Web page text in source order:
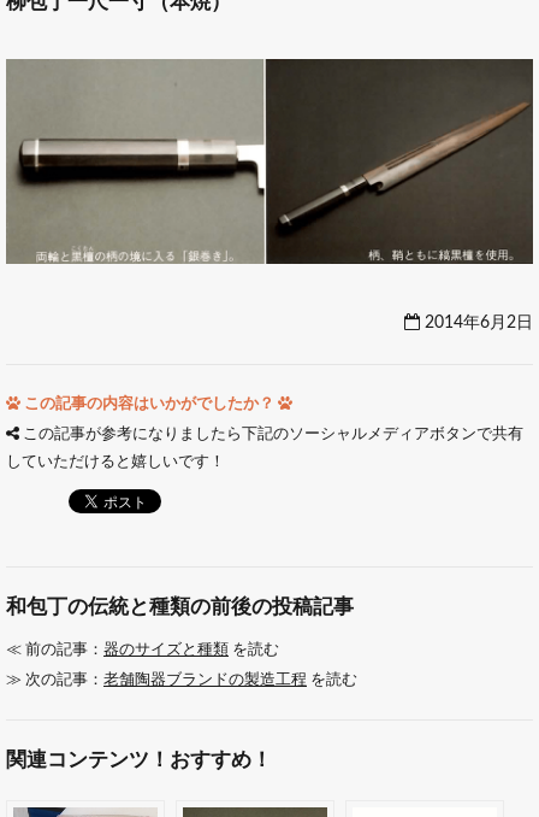
2014年6月2日
この記事の内容はいかがでしたか？
この記事が参考になりましたら下記のソーシャルメディアボタンで共有
していただけると嬉しいです！
和包丁の伝統と種類の前後の投稿記事
≪ 前の記事： 器のサイズと種類 を読む
≫ 次の記事： 老舗陶器ブランドの製造工程 を読む
関連コンテンツ！おすすめ！